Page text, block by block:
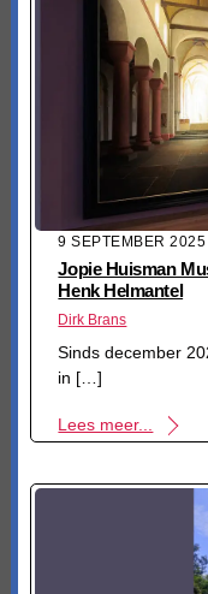
9 SEPTEMBER 2025
Jopie Huisman
Henk Helmantel
Dirk Brans
Sinds december
in […]
Lees meer...